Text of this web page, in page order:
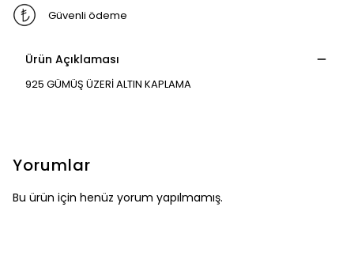
Güvenli ödeme
Ürün Açıklaması
925 GÜMÜŞ ÜZERİ ALTIN KAPLAMA
Yorumlar
Bu ürün için henüz yorum yapılmamış.